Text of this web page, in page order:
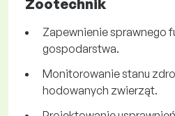
Zootechnik
Zapewnienie sprawnego
gospodarstwa.
Monitorowanie stanu
hodowanych zwierząt.